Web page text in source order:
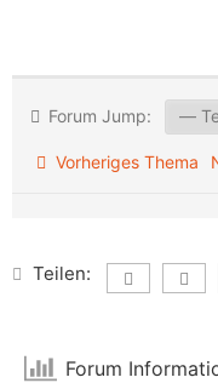
Forum Jump:
Vorheriges Thema
Teilen:
Forum